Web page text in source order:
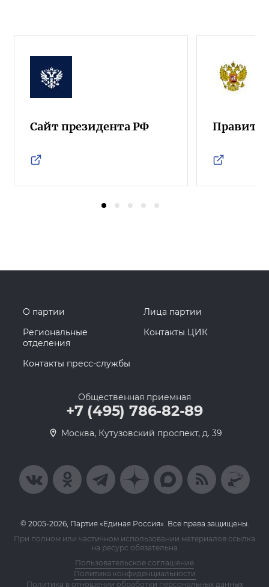
Сайт президента РФ
О партии
Лица партии
Региональные
отделения
Контакты ЦИК
Контакты пресс-службы
Общественная приемная
+7 (495) 786-82-89
Москва, Кутузовский проспект, д. 39
© 2005-2026, Партия «Единая Россия». Все права защищены.
При полном или частичном использовании материалов ссылка
на ресурс обязательна
Пользовательское соглашение
Политика конфиденциальности
Политика в отношении обработки персональных данных